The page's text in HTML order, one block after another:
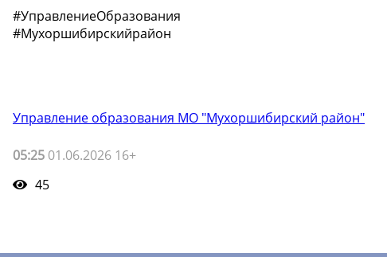
#УправлениеОбразования
#Мухоршибирскийрайон
Управление образования МО "Мухоршибирский район"
05:25 01.06.2026 16+
45